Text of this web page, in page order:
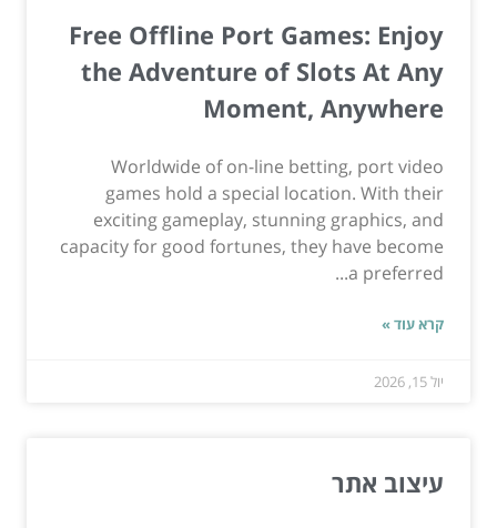
Free Offline Port Games: Enjoy
the Adventure of Slots At Any
Moment, Anywhere
Worldwide of on-line betting, port video
games hold a special location. With their
exciting gameplay, stunning graphics, and
capacity for good fortunes, they have become
a preferred...
קרא עוד »
יול 15, 2026
עיצוב אתר